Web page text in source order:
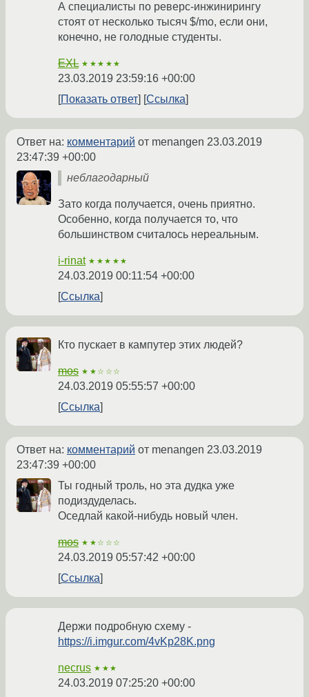
А специалисты по реверс-инжинирингу
стоят от несколько тысяч $/mo, если они,
конечно, не голодные студенты.
EXL ★★★★★
23.03.2019 23:59:16 +00:00
Показать ответ
Ссылка
Ответ на: комментарий от menangen 23.03.2019
23:47:39 +00:00
неблагодарный
Зато когда получается, очень приятно.
Особенно, когда получается то, что
большинством считалось нереальным.
i-rinat ★★★★★
24.03.2019 00:11:54 +00:00
Ссылка
Кто пускает в кампутер этих людей?
mos ★★☆☆☆
24.03.2019 05:55:57 +00:00
Ссылка
Ответ на: комментарий от menangen 23.03.2019
23:47:39 +00:00
Ты годный троль, но эта дудка уже
подиздуделась.
Оседлай какой-нибудь новый член.
mos ★★☆☆☆
24.03.2019 05:57:42 +00:00
Ссылка
Держи подробную схему -
https://i.imgur.com/4vKp28K.png
necrus ★★★
24.03.2019 07:25:20 +00:00